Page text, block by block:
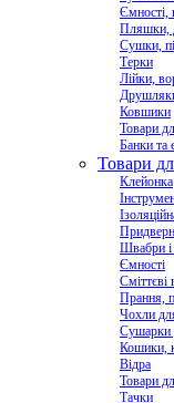
Ємності,
Пляшки,
Сушки,
Терки
Лійки,
Ковшики
Товари
Банки та
Товари
Клейонка
Швабри і
Ємності
Сміттєві
Прання,
Чохли
Сушарки
Кошики,
Відра
Товари
Тачки